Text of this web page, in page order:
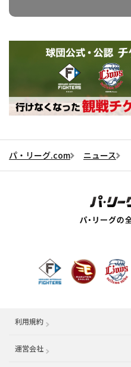
パ・リーグ.com ニュース
利用規約
運営会社 （別ウィンドウで開く）